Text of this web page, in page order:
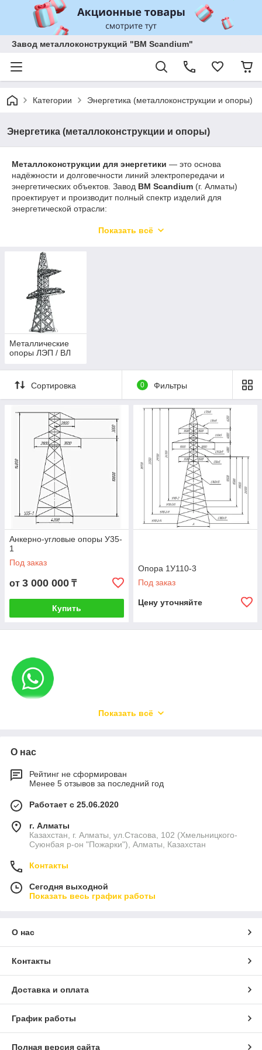
Завод металлоконструкций "BM Scandium"
Категории Энергетика (металлоконструкции и опоры)
Энергетика (металлоконструкции и опоры)
Металлоконструкции для энергетики — это основа
надёжности и долговечности линий электропередачи и
энергетических объектов. Завод BM Scandium (г. Алматы)
проектирует и производит полный спектр изделий для
энергетической отрасли:
анкерные, угловые, концевые);
металлоконструкции для подстанций (порталы,
траверсы, площадки обслуживания);
фермы, кронштейны, растяжки и крепёжные
элементы.
Наши конструкции применяются:
при строительстве воздушных линий 0,4–110 кВ;
в монтаже трансформаторных подстанций и
распределительных устройств;
🔩Преимущества BM Scandium:
высокопрочная сталь, надёжная сварка и
антикоррозийная защита;
контроль геометрии и прочности каждого изделия;
комплексные поставки — от опоры до монтажного
комплекта;
доставка по всему Казахстану и в соседние регионы.
Обратитесь в BM Scandium
, чтобы получить расчёт,
техдокументацию или консультацию инженера. Мы
производим любые металлоконструкции для энергетики —
под ключ, с гарантией качества и точным соблюдением
сроков.
Показать всё
Металлические
опоры ЛЭП / ВЛ
Сортировка 0 Фильтры
Анкерно-угловые опоры У35-
1
Под заказ
от 3 000 000 ₸
Купить
Опора 1У110-3
Под заказ
Цену уточняйте
Показать всё
О нас
Рейтинг не сформирован
Менее 5 отзывов за последний год
Работает с 25.06.2020
г. Алматы
Казахстан, г. Алматы, ул.Стасова, 102 (Хмельницкого-
Суюнбая р-он "Пожарки"), Алматы, Казахстан
Контакты
Сегодня выходной
Показать весь график работы
О нас
Контакты
Доставка и оплата
График работы
Полная версия сайта